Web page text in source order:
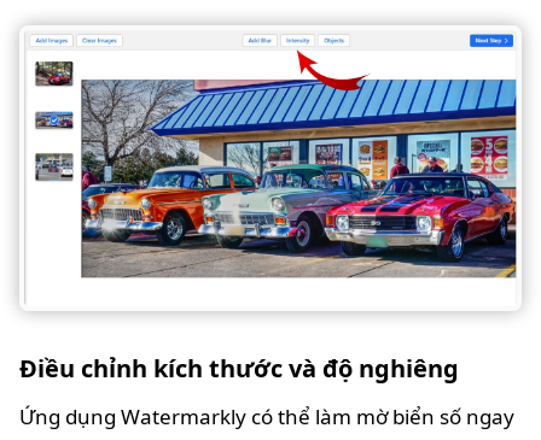
Điều chỉnh kích thước và độ nghiêng
Ứng dụng Watermarkly có thể làm mờ biển số ngay